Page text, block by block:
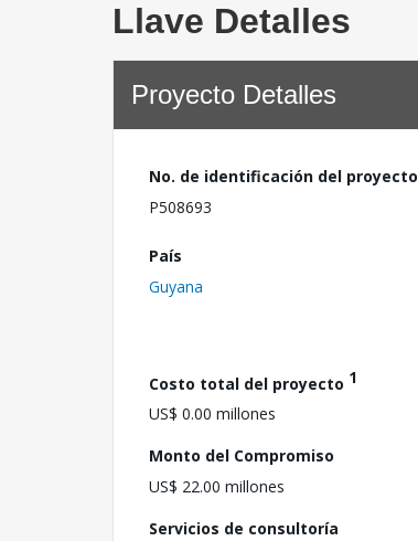
Llave Detalles
Proyecto Detalles
No. de identificación del proyecto
P508693
País
Guyana
Costo total del proyecto 1
US$ 0.00 millones
Monto del Compromiso
US$ 22.00 millones
Servicios de consultoría